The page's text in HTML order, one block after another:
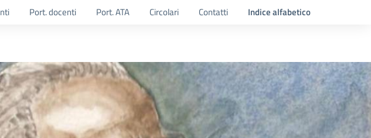
Port. docenti Port. ATA Circolari Contatti Indice alfabetico